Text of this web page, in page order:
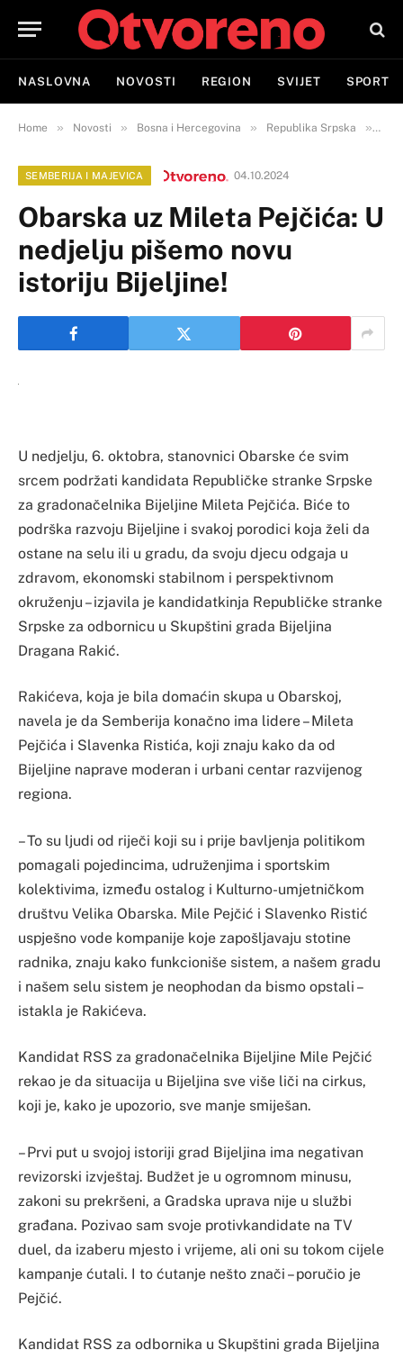
NASLOVNA NOVOSTI REGION SVIJET SPORT
Home » Novosti » Bosna i Hercegovina » Republika Srpska »
SEMBERIJA I MAJEVICA 04.10.2024
Obarska uz Mileta Pejčića: U
nedjelju pišemo novu
istoriju Bijeljine!
U nedjelju, 6. oktobra, stanovnici Obarske će svim
srcem podržati kandidata Republičke stranke Srpske
za gradonačelnika Bijeljine Mileta Pejčića. Biće to
podrška razvoju Bijeljine i svakoj porodici koja želi da
ostane na selu ili u gradu, da svoju djecu odgaja u
zdravom, ekonomski stabilnom i perspektivnom
okruženju – izjavila je kandidatkinja Republičke stranke
Srpske za odbornicu u Skupštini grada Bijeljina
Dragana Rakić.
Rakićeva, koja je bila domaćin skupa u Obarskoj,
navela je da Semberija konačno ima lidere – Mileta
Pejčića i Slavenka Ristića, koji znaju kako da od
Bijeljine naprave moderan i urbani centar razvijenog
regiona.
– To su ljudi od riječi koji su i prije bavljenja politikom
pomagali pojedincima, udruženjima i sportskim
kolektivima, između ostalog i Kulturno-umjetničkom
društvu Velika Obarska. Mile Pejčić i Slavenko Ristić
uspješno vode kompanije koje zapošljavaju stotine
radnika, znaju kako funkcioniše sistem, a našem gradu
i našem selu sistem je neophodan da bismo opstali –
istakla je Rakićeva.
Kandidat RSS za gradonačelnika Bijeljine Mile Pejčić
rekao je da situacija u Bijeljina sve više liči na cirkus,
koji je, kako je upozorio, sve manje smiješan.
– Prvi put u svojoj istoriji grad Bijeljina ima negativan
revizorski izvještaj. Budžet je u ogromnom minusu,
zakoni su prekršeni, a Gradska uprava nije u službi
građana. Pozivao sam svoje protivkandidate na TV
duel, da izaberu mjesto i vrijeme, ali oni su tokom cijele
kampanje ćutali. I to ćutanje nešto znači – poručio je
Pejčić.
Kandidat RSS za odbornika u Skupštini grada Bijeljina